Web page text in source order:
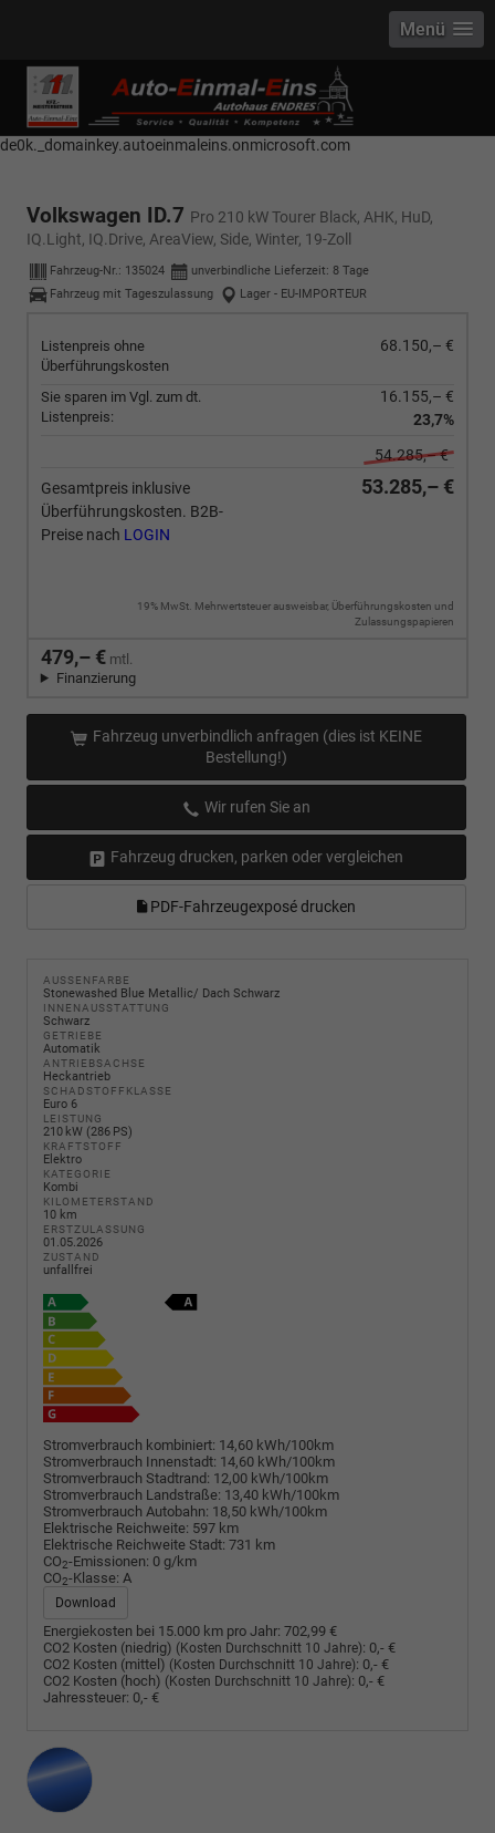
------------ Host Name : selector1._domainkey Points to address or value:
selector1-aee-de0k._domainkey.autoeinmaleins.onmicrosoft.com Host
Name : selector2._domainkey Points to address or value: selector2-aee-
de0k._domainkey.autoeinmaleins.onmicrosoft.com
Menü
Volkswagen ID.7 Pro 210 kW Tourer Black, AHK, HuD,
IQ.Light, IQ.Drive, AreaView, Side, Winter, 19-Zoll
Fahrzeug-Nr.: 135024 unverbindliche Lieferzeit: 8 Tage
Fahrzeug mit Tageszulassung
Lager - EU-IMPORTEUR
Listenpreis ohne
Überführungskosten
68.150,– €
Sie sparen im Vgl. zum dt.
Listenpreis:
16.155,– €
23,7%
54.285,– €
Gesamtpreis inklusive
Überführungskosten. B2B-
Preise nach LOGIN
53.285,– €
19% MwSt. Mehrwertsteuer ausweisbar, Überführungskosten und
Zulassungspapieren
479,– € mtl.
Finanzierung
Fahrzeug unverbindlich anfragen (dies ist KEINE
Bestellung!)
Wir rufen Sie an
Fahrzeug drucken, parken oder vergleichen
PDF-Fahrzeugexposé drucken
AUSSENFARBE
Stonewashed Blue Metallic/ Dach Schwarz
INNENAUSSTATTUNG
Schwarz
GETRIEBE
Automatik
ANTRIEBSACHSE
Heckantrieb
SCHADSTOFFKLASSE
Euro 6
LEISTUNG
210 kW (286 PS)
KRAFTSTOFF
Elektro
KATEGORIE
Kombi
KILOMETERSTAND
10 km
ERSTZULASSUNG
01.05.2026
ZUSTAND
unfallfrei
Stromverbrauch kombiniert: 14,60 kWh/100km
Stromverbrauch Innenstadt: 14,60 kWh/100km
Stromverbrauch Stadtrand: 12,00 kWh/100km
Stromverbrauch Landstraße: 13,40 kWh/100km
Stromverbrauch Autobahn: 18,50 kWh/100km
Elektrische Reichweite: 597 km
Elektrische Reichweite Stadt: 731 km
CO2-Emissionen: 0 g/km
CO2-Klasse: A
Download
Energiekosten bei 15.000 km pro Jahr: 702,99 €
CO2 Kosten (niedrig) (Kosten Durchschnitt 10 Jahre): 0,- €
CO2 Kosten (mittel) (Kosten Durchschnitt 10 Jahre): 0,- €
CO2 Kosten (hoch) (Kosten Durchschnitt 10 Jahre): 0,- €
Jahressteuer: 0,- €